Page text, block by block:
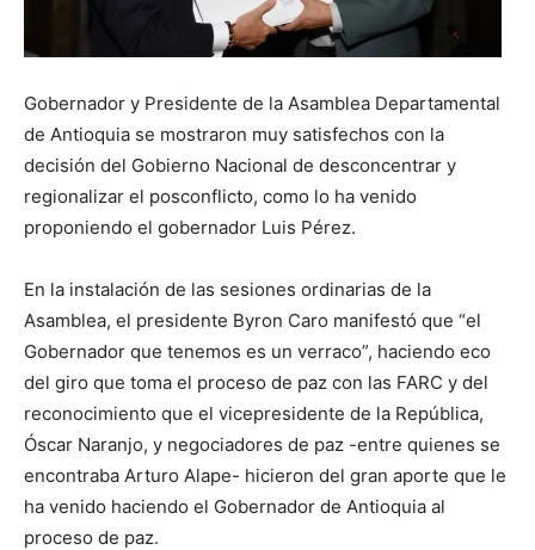
Gobernador y Presidente de la Asamblea Departamental
de Antioquia se mostraron muy satisfechos con la
decisión del Gobierno Nacional de desconcentrar y
regionalizar el posconflicto, como lo ha venido
proponiendo el gobernador Luis Pérez.
En la instalación de las sesiones ordinarias de la
Asamblea, el presidente Byron Caro manifestó que “el
Gobernador que tenemos es un verraco”, haciendo eco
del giro que toma el proceso de paz con las FARC y del
reconocimiento que el vicepresidente de la República,
Óscar Naranjo, y negociadores de paz -entre quienes se
encontraba Arturo Alape- hicieron del gran aporte que le
ha venido haciendo el Gobernador de Antioquia al
proceso de paz.